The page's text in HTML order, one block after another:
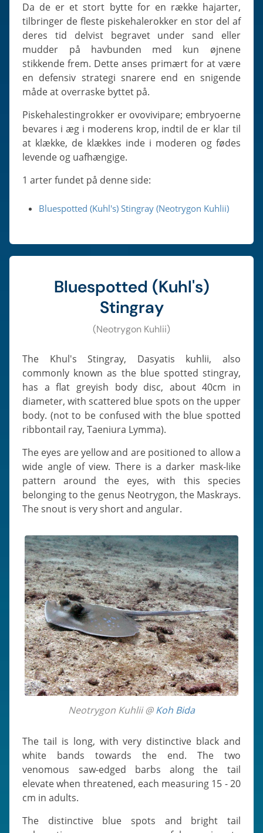
Da de er et stort bytte for en række hajarter,
tilbringer de fleste piskehalerokker en stor del af
deres tid delvist begravet under sand eller
mudder på havbunden med kun øjnene
stikkende frem. Dette anses primært for at være
en defensiv strategi snarere end en snigende
måde at overraske byttet på.
Piskehalestingrokker er ovovivipare; embryoerne
bevares i æg i moderens krop, indtil de er klar til
at klække, de klækkes inde i moderen og fødes
levende og uafhængige.
1 arter fundet på denne side:
Bluespotted (Kuhl's) Stingray (Neotrygon Kuhlii)
Bluespotted (Kuhl's)
Stingray
(Neotrygon Kuhlii)
The Khul's Stingray, Dasyatis kuhlii, also
commonly known as the blue spotted stingray,
has a flat greyish body disc, about 40cm in
diameter, with scattered blue spots on the upper
body. (not to be confused with the blue spotted
ribbontail ray, Taeniura Lymma).
The eyes are yellow and are positioned to allow a
wide angle of view. There is a darker mask-like
pattern around the eyes, with this species
belonging to the genus Neotrygon, the Maskrays.
The snout is very short and angular.
Neotrygon Kuhlii @Koh Bida
The tail is long, with very distinctive black and
white bands towards the end. The two
venomous saw-edged barbs along the tail
elevate when threatened, each measuring 15 - 20
cm in adults.
The distinctive blue spots and bright tail